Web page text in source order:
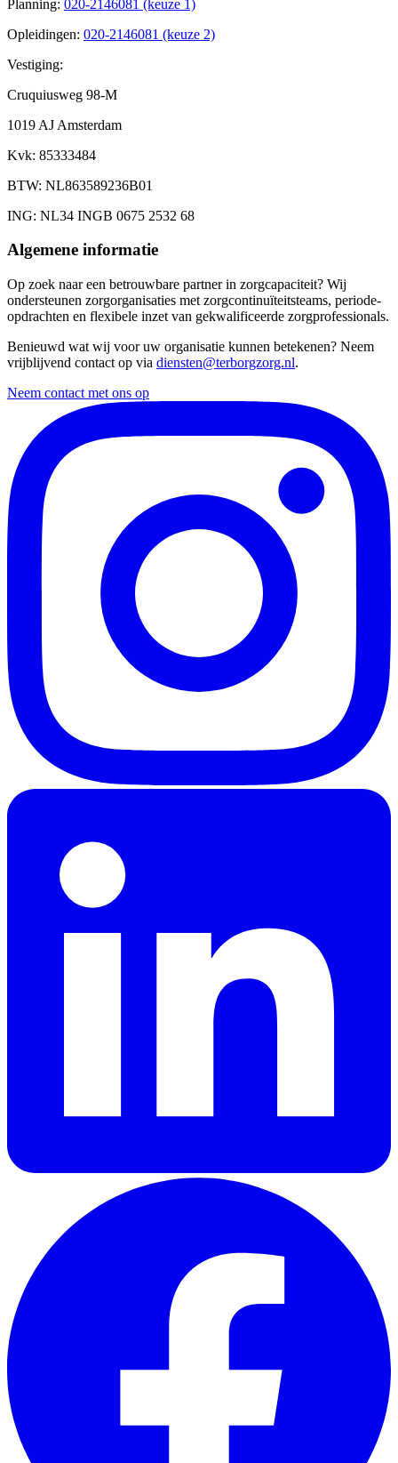
Planning: 020-2146081 (keuze 1)
Opleidingen: 020-2146081 (keuze 2)
Vestiging:
Cruquiusweg 98-M
1019 AJ Amsterdam
Kvk: 85333484
BTW: NL863589236B01
ING: NL34 INGB 0675 2532 68
Algemene informatie
Op zoek naar een betrouwbare partner in zorgcapaciteit? Wij
ondersteunen zorgorganisaties met zorgcontinuïteitsteams, periode-
opdrachten en flexibele inzet van gekwalificeerde zorgprofessionals.
Benieuwd wat wij voor uw organisatie kunnen betekenen? Neem
vrijblijvend contact op via diensten@terborgzorg.nl.
Neem contact met ons op